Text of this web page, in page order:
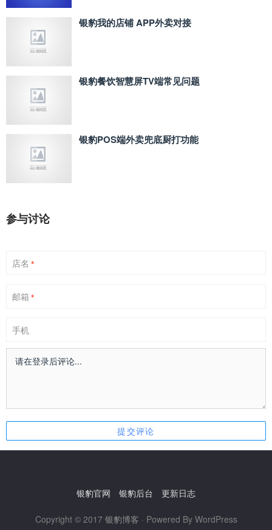
银豹我的店铺 APP外卖对接
银豹餐饮智慧屏TV端常见问题
银豹POS端外卖兜底厨打功能
参与讨论
店名 *
邮箱 *
手机
银豹官网 银豹后台 更新日志
Copyright © 2017 银豹博客 · Powered By WordPress